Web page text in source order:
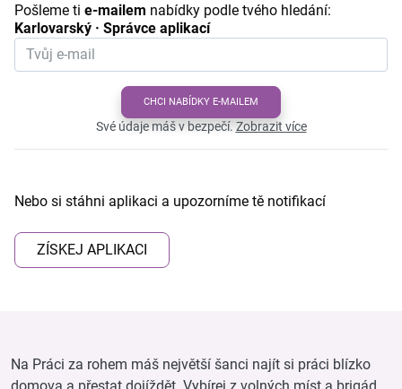
Pošleme ti e-mailem nabídky podle tvého hledání:
Karlovarský · Správce aplikací
CHCI NABÍDKY E-MAILEM
Své údaje máš v bezpečí.Zobrazit více
Nebo si stáhni aplikaci a upozorníme tě notifikací
ZÍSKEJ APLIKACI
Na Práci za rohem máš největší šanci najít si práci blízko
domova a přestat dojíždět. Vybírej z volných míst a brigád